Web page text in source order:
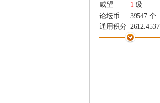
威望 1 级
论坛币
39547 个
通用积分 2612.4537
学术水平
20 点